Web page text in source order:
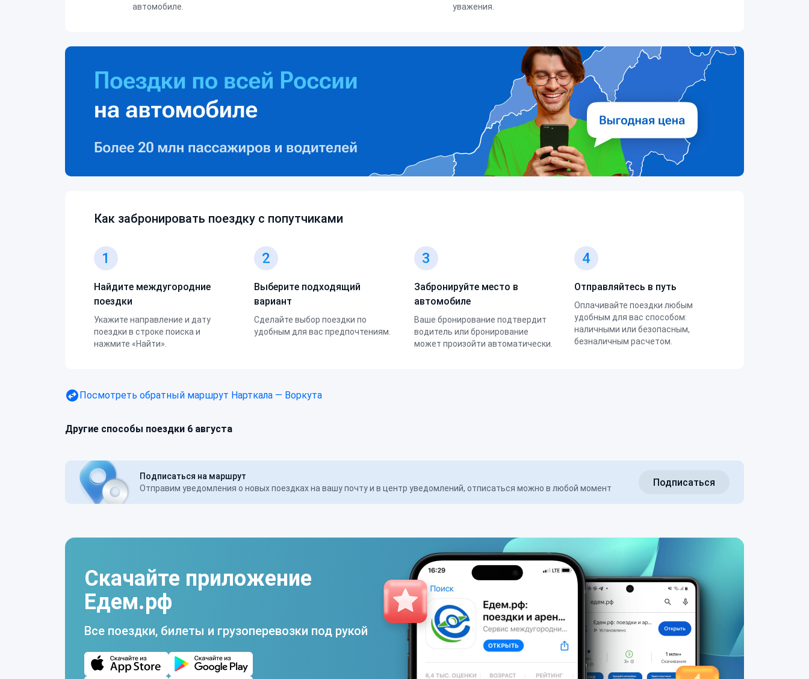
автомобиле.
уважения.
Как забронировать поездку с попутчиками
1
Найдите междугородние
поездки
Укажите направление и дату
поездки в строке поиска и
нажмите «Найти».
2
Выберите подходящий
вариант
Сделайте выбор поездки по
удобным для вас предпочтениям.
3
Забронируйте место в
автомобиле
Ваше бронирование подтвердит
водитель или бронирование
может произойти автоматически.
4
Отправляйтесь в путь
Оплачивайте поездки любым
удобным для вас способом:
наличными или безопасным,
безналичным расчетом.
Посмотреть обратный маршрут Нарткала — Воркута
Другие способы поездки 6 августа
Подписаться на маршрут
Отправим уведомления о новых поездках на вашу почту и в центр уведомлений, отписаться можно в любой момент
Подписаться
Скачайте приложение
Едем.рф
Все поездки, билеты и грузоперевозки под рукой